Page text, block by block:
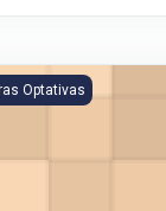
Lecheen territorios
Optativas